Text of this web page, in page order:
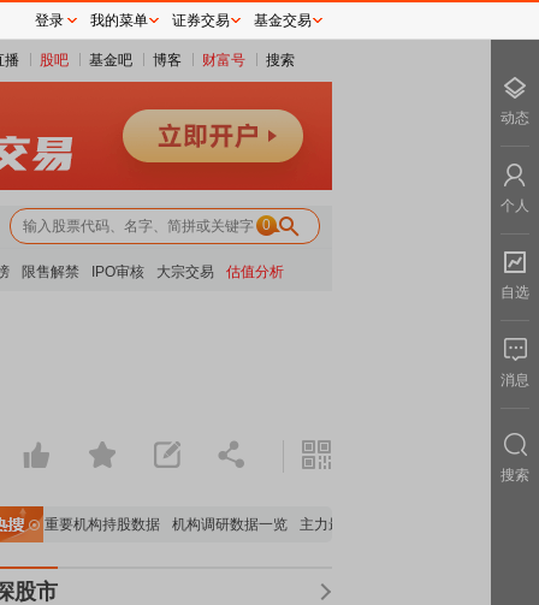
播 股吧 基金吧 博客 财富号 搜索
0
限售解禁 IPO审核 大宗交易 估值分析
重要机构持股数据 机构调研数据一览 主力最新动向
股市
登录 我的菜单 证券交易 基金交易
动态
个人
自选
消息
搜索